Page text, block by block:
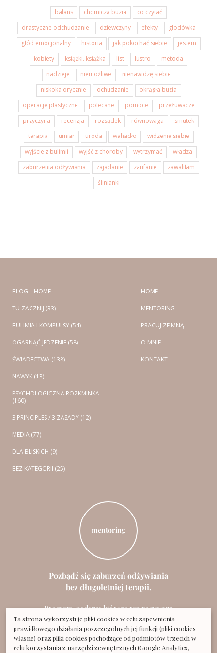
balans chomicza buzia
co czytać
drastyczne odchudzanie
dziewczyny efekty
głodówka
głód emocjonalny
historia jak pokochać siebie
jestem
kobiety
książki. książka list lustro
metoda
nadzieje
niemożliwe
nienawidzę siebie
niskokalorycznie
ochudzanie
okrągła buzia
operacje plastyczne
polecane pomoce
przeżuwacze
przyczyna
recenzja rozsądek równowaga
smutek
terapia
umiar uroda wahadło
widzenie siebie
wyjście z bulimii
wyjść z choroby wytrzymać
władza
zaburzenia odżywiania
zajadanie zaufanie
zawaliłam
ślinianki
BLOG – HOME
TU ZACZNIJ (33)
BULIMIA I KOMPULSY (54)
OGARNĄĆ JEDZENIE (58)
ŚWIADECTWA (138)
NAWYK (13)
PSYCHOLOGICZNA ROZKMINKA
(160)
3 PRINCIPLES / 3 ZASADY (12)
MEDIA (77)
DLA BLISKICH (9)
BEZ KATEGORII (25)
HOME
MENTORING
PRACUJ ZE MNĄ
O MNIE
KONTAKT
mentoring
Pozbądź się zaburzeń odżywiania
bez długoletniej terapii.
Program, podczas którego raz na zawsze
rozwiążesz swój problem z jedzeniem.
WYPEŁNIJ ANKIETĘ
Ta strona wykorzystuje pliki cookies w celu zapewnienia
prawidłowego działania poszczególnych jej funkcji (pliki cookies
własne) oraz pliki cookies pochodzące od podmiotów trzecich w
celu korzystania z narzędzi zewnętrznych (Google Analytics,